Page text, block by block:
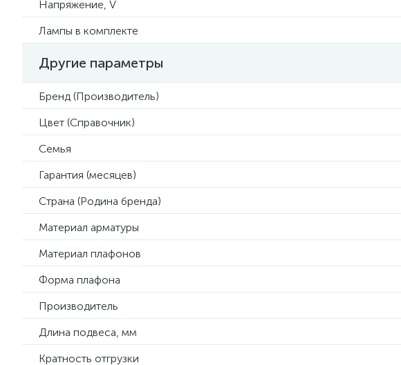
Напряжение, V
Лампы в комплекте
Другие параметры
Бренд (Производитель)
Цвет (Справочник)
Семья
Гарантия (месяцев)
Страна (Родина бренда)
Материал арматуры
Материал плафонов
Форма плафона
Производитель
Длина подвеса, мм
Кратность отгрузки